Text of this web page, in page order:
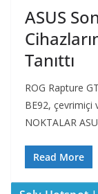
ASUS
Tanıttı
ROG Rapture
BE92, çevrimiçi
NOKTALAR
Read More